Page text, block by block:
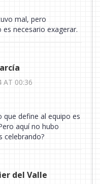
mal, pero
necesario exagerar.
AT 00:36
que define al equipo es
aquí no hubo
celebrando?
del Valle